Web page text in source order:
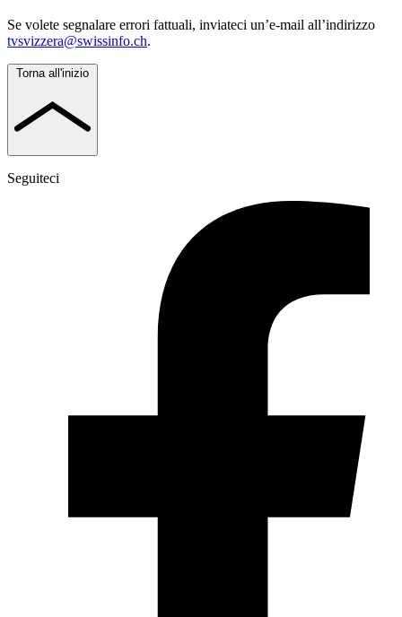
Se volete segnalare errori fattuali, inviateci un’e-mail all’indirizzo
tvsvizzera@swissinfo.ch.
Torna all'inizio
Seguiteci